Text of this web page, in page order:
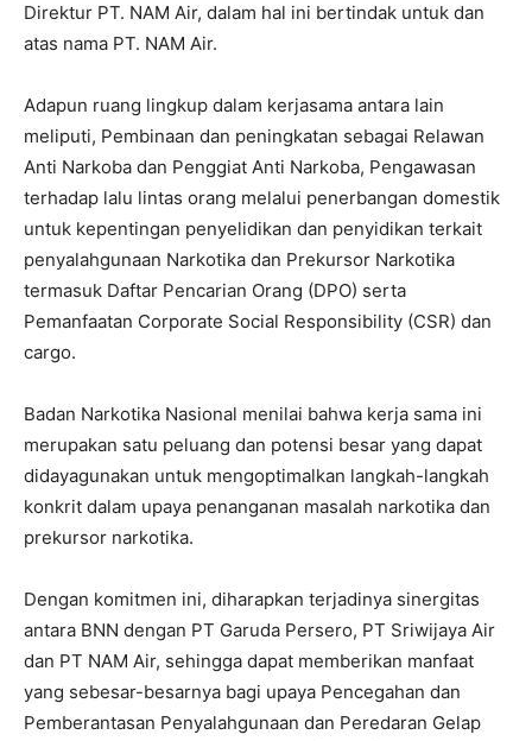
Direktur PT. NAM Air, dalam hal ini bertindak untuk dan
atas nama PT. NAM Air.
Adapun ruang lingkup dalam kerjasama antara lain
meliputi, Pembinaan dan peningkatan sebagai Relawan
Anti Narkoba dan Penggiat Anti Narkoba, Pengawasan
terhadap lalu lintas orang melalui penerbangan domestik
untuk kepentingan penyelidikan dan penyidikan terkait
penyalahgunaan Narkotika dan Prekursor Narkotika
termasuk Daftar Pencarian Orang (DPO) serta
Pemanfaatan Corporate Social Responsibility (CSR) dan
cargo.
Badan Narkotika Nasional menilai bahwa kerja sama ini
merupakan satu peluang dan potensi besar yang dapat
didayagunakan untuk mengoptimalkan langkah-langkah
konkrit dalam upaya penanganan masalah narkotika dan
prekursor narkotika.
Dengan komitmen ini, diharapkan terjadinya sinergitas
antara BNN dengan PT Garuda Persero, PT Sriwijaya Air
dan PT NAM Air, sehingga dapat memberikan manfaat
yang sebesar-besarnya bagi upaya Pencegahan dan
Pemberantasan Penyalahgunaan dan Peredaran Gelap